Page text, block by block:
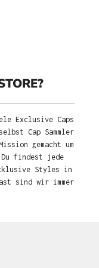
Exclusive Caps
Cap Sammler
gemacht um
findest jede
Styles in
sind wir immer